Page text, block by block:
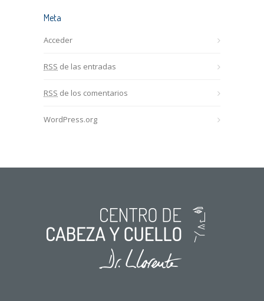
Meta
Acceder
RSS de las entradas
RSS de los comentarios
WordPress.org